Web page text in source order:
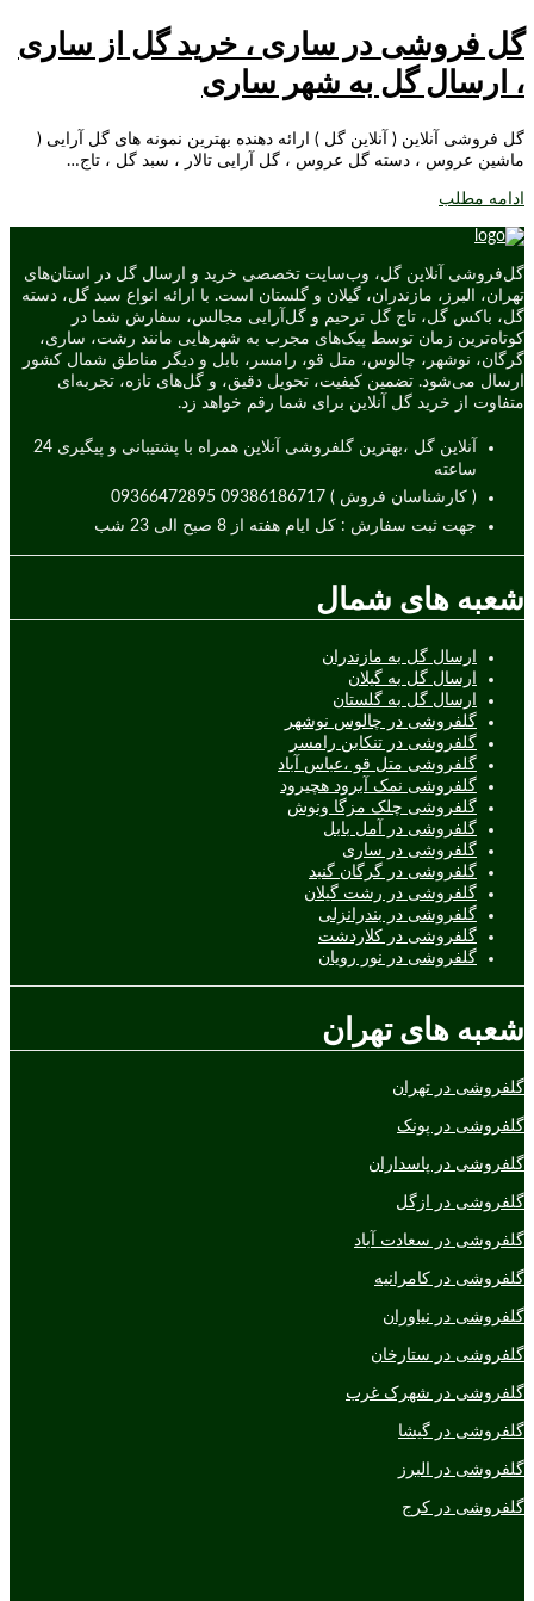
گل فروشی در ساری ، خرید گل از ساری
، ارسال گل به شهر ساری
گل فروشی آنلاین ( آنلاین گل ) ارائه دهنده بهترین نمونه های گل آرایی (
ماشین عروس ، دسته گل عروس ، گل آرایی تالار ، سبد گل ، تاج…
ادامه مطلب
گل‌فروشی آنلاین گل، وب‌سایت تخصصی خرید و ارسال گل در استان‌های
تهران، البرز، مازندران، گیلان و گلستان است. با ارائه انواع سبد گل، دسته
گل، باکس گل، تاج گل ترحیم و گل‌آرایی مجالس، سفارش شما در
کوتاه‌ترین زمان توسط پیک‌های مجرب به شهرهایی مانند رشت، ساری،
گرگان، نوشهر، چالوس، متل قو، رامسر، بابل و دیگر مناطق شمال کشور
ارسال می‌شود. تضمین کیفیت، تحویل دقیق، و گل‌های تازه، تجربه‌ای
متفاوت از خرید گل آنلاین برای شما رقم خواهد زد.
آنلاین گل ،بهترین گلفروشی آنلاین همراه با پشتیبانی و پیگیری 24
ساعته
( کارشناسان فروش ) 09386186717 09366472895
جهت ثبت سفارش : کل ایام هفته از 8 صبح الی 23 شب
شعبه های شمال
ارسال گل به مازندران
ارسال گل به گیلان
ارسال گل به گلستان
گلفروشی در چالوس نوشهر
گلفروشی در تنکابن رامسر
گلفروشی متل قو ،عباس آباد
گلفروشی نمک آبرود هچیرود
گلفروشی چلک مزگا ونوش
گلفروشی در آمل بابل
گلفروشی در ساری
گلفروشی در گرگان گنبد
گلفروشی در رشت گیلان
گلفروشی در بندرانزلی
گلفروشی در کلاردشت
گلفروشی در نور رویان
شعبه های تهران
گلفروشی در تهران
گلفروشی در پونک
گلفروشی در پاسداران
گلفروشی در ازگل
گلفروشی در سعادت آباد
گلفروشی در کامرانیه
گلفروشی در نیاوران
گلفروشی در ستارخان
گلفروشی در شهرک غرب
گلفروشی در گیشا
گلفروشی در البرز
گلفروشی در کرج